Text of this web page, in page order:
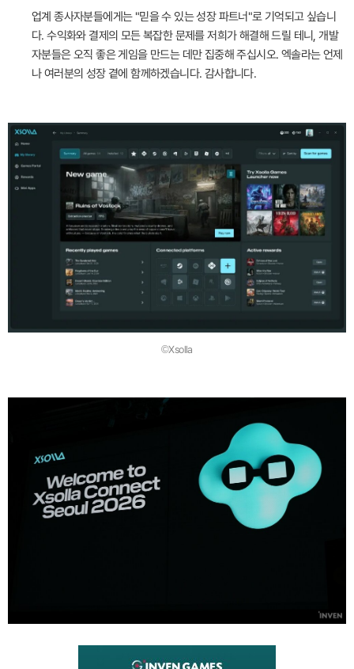
업계 종사자분들에게는 "믿을 수 있는 성장 파트너"로 기억되고 싶습니
다. 수익화와 결제의 모든 복잡한 문제를 저희가 해결해 드릴 테니, 개발
자분들은 오직 좋은 게임을 만드는 데만 집중해 주십시오. 엑솔라는 언제
나 여러분의 성장 곁에 함께하겠습니다. 감사합니다.
©Xsolla